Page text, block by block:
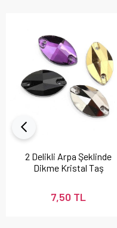
2 Delikli Arpa Şeklinde
Dikme Kristal Taş
7,50 TL